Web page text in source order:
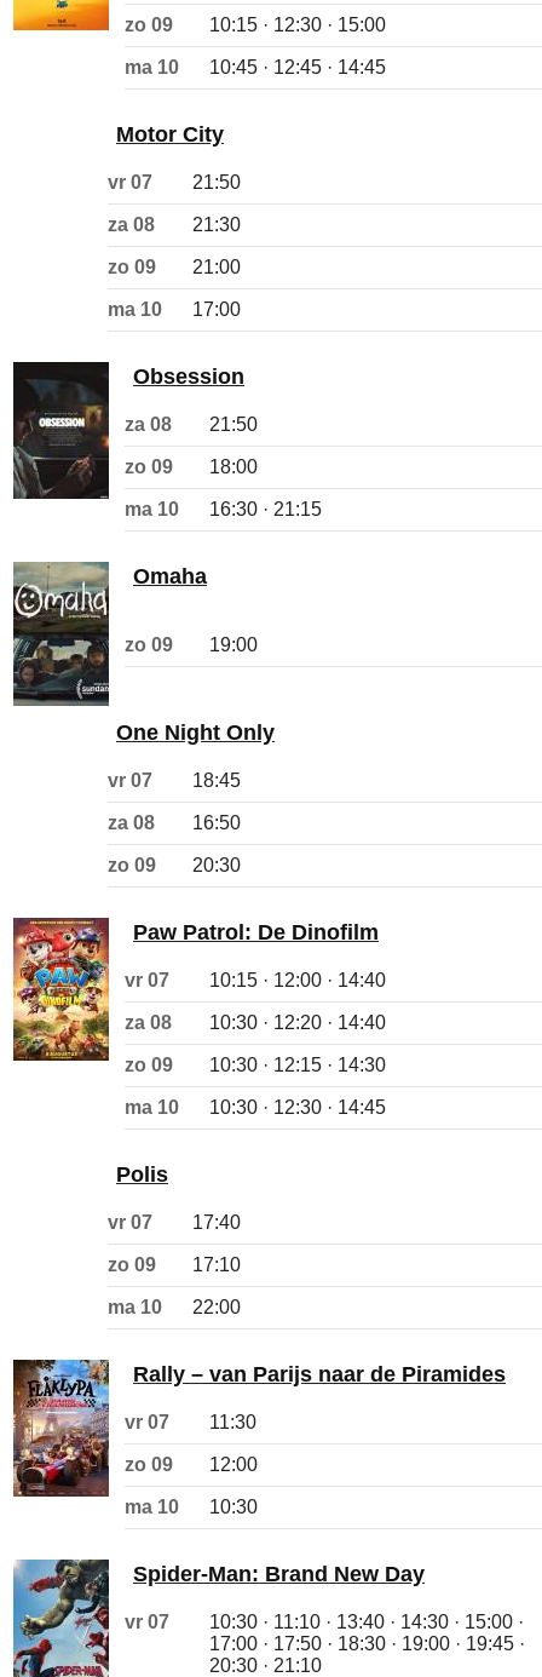
zo 09 10:15 · 12:30 · 15:00
ma 10 10:45 · 12:45 · 14:45
Motor City
vr 07 21:50
za 08 21:30
zo 09 21:00
ma 10 17:00
Obsession
za 08 21:50
zo 09 18:00
ma 10 16:30 · 21:15
Omaha
zo 09 19:00
One Night Only
vr 07 18:45
za 08 16:50
zo 09 20:30
Paw Patrol: De Dinofilm
vr 07 10:15 · 12:00 · 14:40
za 08 10:30 · 12:20 · 14:40
zo 09 10:30 · 12:15 · 14:30
ma 10 10:30 · 12:30 · 14:45
Polis
vr 07 17:40
zo 09 17:10
ma 10 22:00
Rally – van Parijs naar de Piramides
vr 07 11:30
zo 09 12:00
ma 10 10:30
Spider-Man: Brand New Day
vr 07
10:30 · 11:10 · 13:40 · 14:30 · 15:00 ·
17:00 · 17:50 · 18:30 · 19:00 · 19:45 ·
20:30 · 21:10